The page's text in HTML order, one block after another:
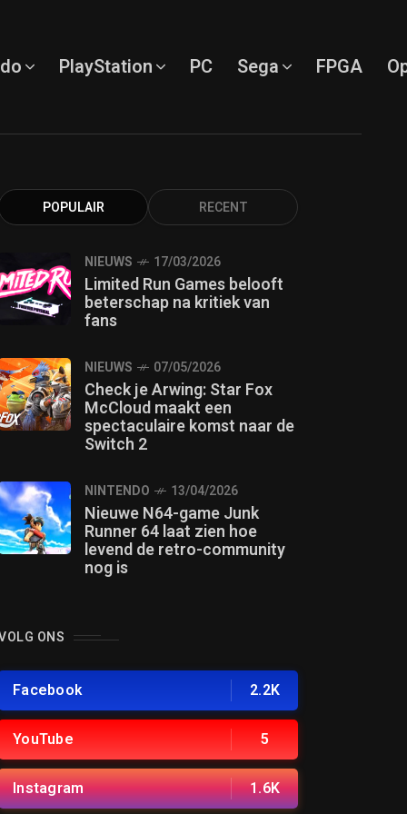
PlayStation PC Sega FPGA
POPULAIR RECENT
NIEUWS 17/03/2026
Limited Run Games belooft
beterschap na kritiek van
fans
NIEUWS 07/05/2026
Check je Arwing: Star Fox
McCloud maakt een
spectaculaire komst naar de
Switch 2
NINTENDO 13/04/2026
Nieuwe N64-game Junk
Runner 64 laat zien hoe
levend de retro-community
nog is
ONS
Facebook 2.2K
YouTube 5
Instagram 1.6K